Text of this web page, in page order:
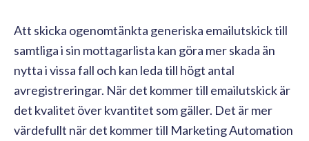
Att skicka ogenomtänkta generiska emailutskick till
samtliga i sin mottagarlista kan göra mer skada än
nytta i vissa fall och kan leda till högt antal
avregistreringar. När det kommer till emailutskick är
det kvalitet över kvantitet som gäller. Det är mer
värdefullt när det kommer till Marketing Automation